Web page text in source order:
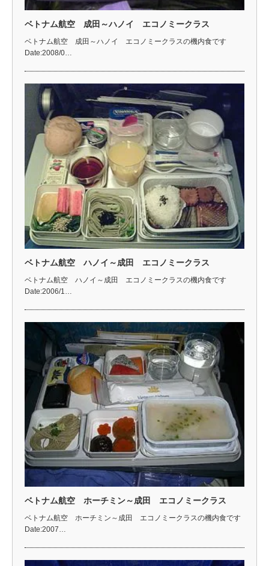
ベトナム航空 成田～ハノイ エコノミークラス
ベトナム航空 成田～ハノイ エコノミークラスの機内食です
Date:2008/0…
ベトナム航空 ハノイ～成田 エコノミークラス
ベトナム航空 ハノイ～成田 エコノミークラスの機内食です
Date:2006/1…
ベトナム航空 ホーチミン～成田 エコノミークラス
ベトナム航空 ホーチミン～成田 エコノミークラスの機内食です
Date:2007…